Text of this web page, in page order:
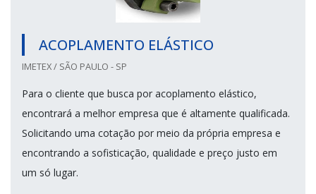
ACOPLAMENTO ELÁSTICO
IMETEX / SÃO PAULO - SP
Para o cliente que busca por acoplamento elástico,
encontrará a melhor empresa que é altamente qualificada.
Solicitando uma cotação por meio da própria empresa e
encontrando a sofisticação, qualidade e preço justo em
um só lugar.